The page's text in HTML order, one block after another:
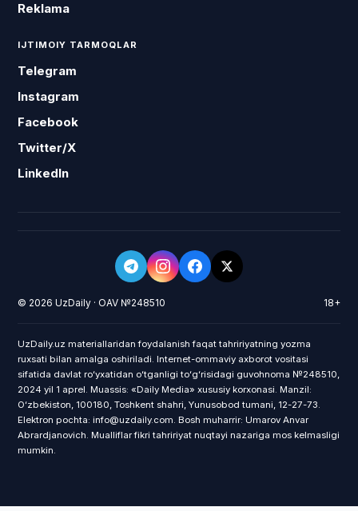
Reklama
IJTIMOIY TARMOQLAR
Telegram
Instagram
Facebook
Twitter/X
LinkedIn
© 2026 UzDaily · OAV №248510 18+
UzDaily.uz materiallaridan foydalanish faqat tahririyatning yozma
ruxsati bilan amalga oshiriladi. Internet-ommaviy axborot vositasi
sifatida davlat roʻyxatidan oʻtganligi toʻgʻrisidagi guvohnoma №248510,
2024 yil 1 aprel. Muassis: «Daily Media» xususiy korxonasi. Manzil:
Oʻzbekiston, 100180, Toshkent shahri, Yunusobod tumani, 12-27-73.
Elektron pochta: info@uzdaily.com. Bosh muharrir: Umarov Anvar
Abrardjanovich. Mualliflar fikri tahririyat nuqtayi nazariga mos kelmasligi
mumkin.